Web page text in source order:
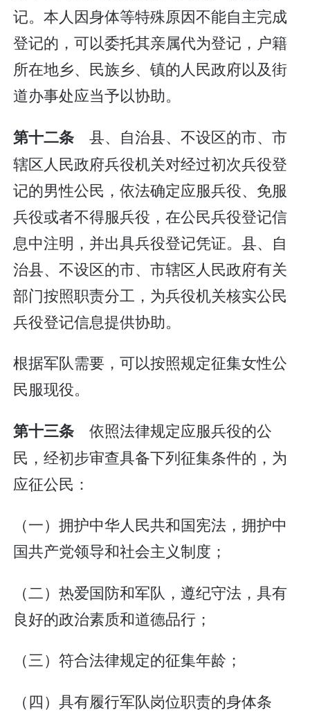
记。本人因身体等特殊原因不能自主完成
登记的，可以委托其亲属代为登记，户籍
所在地乡、民族乡、镇的人民政府以及街
道办事处应当予以协助。
第十二条 县、自治县、不设区的市、市
辖区人民政府兵役机关对经过初次兵役登
记的男性公民，依法确定应服兵役、免服
兵役或者不得服兵役，在公民兵役登记信
息中注明，并出具兵役登记凭证。县、自
治县、不设区的市、市辖区人民政府有关
部门按照职责分工，为兵役机关核实公民
兵役登记信息提供协助。
根据军队需要，可以按照规定征集女性公
民服现役。
第十三条 依照法律规定应服兵役的公
民，经初步审查具备下列征集条件的，为
应征公民：
（一）拥护中华人民共和国宪法，拥护中
国共产党领导和社会主义制度；
（二）热爱国防和军队，遵纪守法，具有
良好的政治素质和道德品行；
（三）符合法律规定的征集年龄；
（四）具有履行军队岗位职责的身体条